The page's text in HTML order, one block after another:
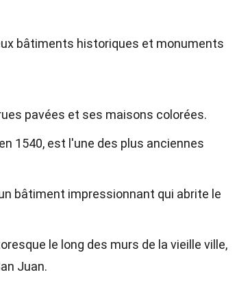
bâtiments historiques et monuments
pavées et ses maisons colorées.
1540, est l'une des plus anciennes
bâtiment impressionnant qui abrite le
le long des murs de la vieille ville,
Juan.